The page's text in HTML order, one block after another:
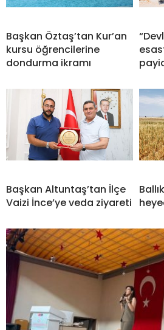
Başkan Öztaş’tan Kur’an
kursu öğrencilerine
dondurma ikramı
Başkan Altuntaş’tan İlçe
Vaizi İnce’ye veda ziyareti